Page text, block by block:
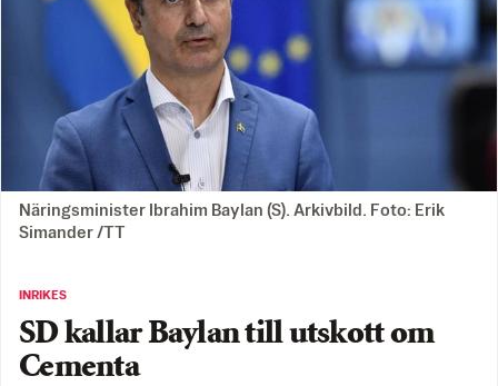
Näringsminister Ibrahim Baylan (S). Arkivbild. Foto: Erik
Simander /TT
INRIKES
SD kallar Baylan till utskott om
Cementa